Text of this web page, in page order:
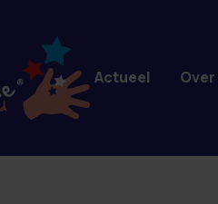
Actueel